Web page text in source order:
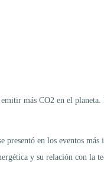
más CO2 en el
en los eventos
y su relación con la